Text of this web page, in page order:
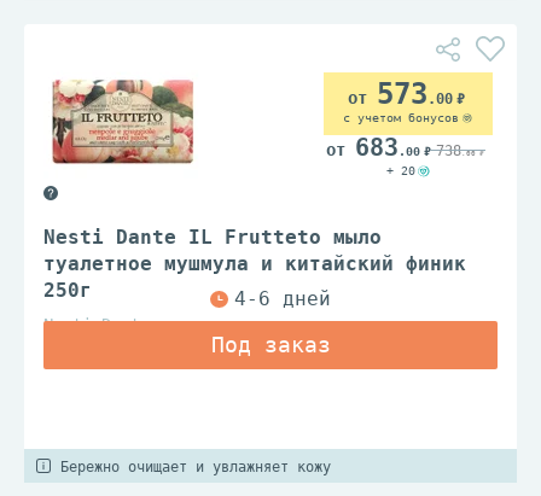
Nesti Dante IL Frutteto мыло
туалетное мушмула и китайский финик
250г
Nesti Dante
573 .00
с учетом бонусов
683 .00 738.00
+ 20
Бережно очищает и увлажняет кожу